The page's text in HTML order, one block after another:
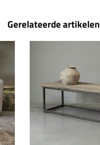
Gerelateerde artikelen